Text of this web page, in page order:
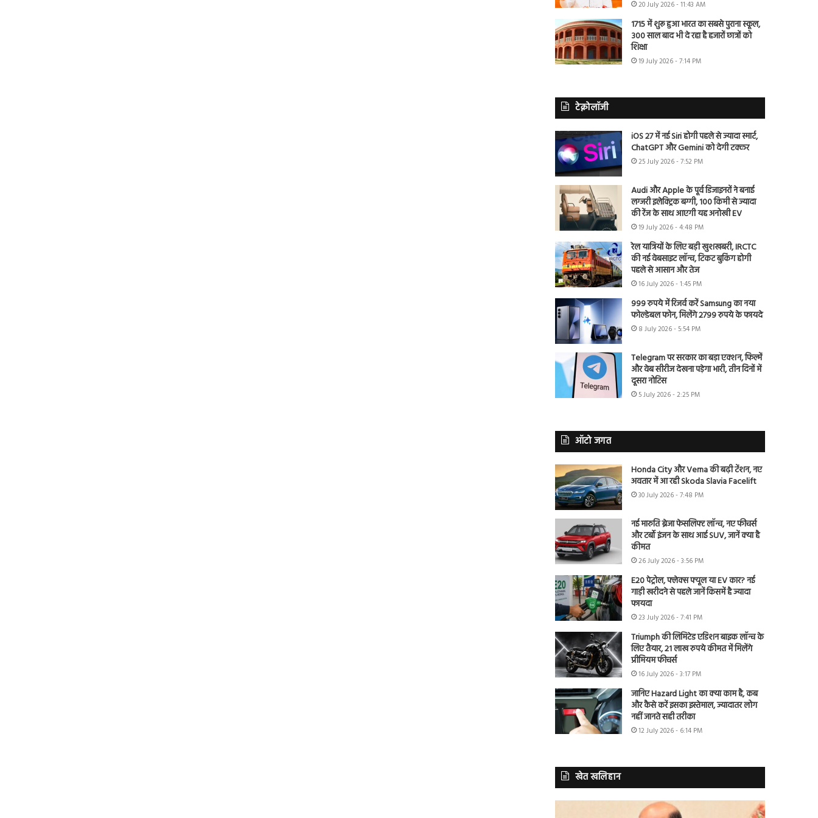
20 July 2026 - 11:43 AM
1715 में शुरू हुआ भारत का सबसे पुराना स्कूल,
300 साल बाद भी दे रहा है हजारों छात्रों को
शिक्षा
19 July 2026 - 7:14 PM
टेक्नोलॉजी
iOS 27 में नई Siri होगी पहले से ज्यादा स्मार्ट,
ChatGPT और Gemini को देगी टक्कर
25 July 2026 - 7:52 PM
Audi और Apple के पूर्व डिजाइनरों ने बनाई
लग्जरी इलेक्ट्रिक बग्गी, 100 किमी से ज्यादा
की रेंज के साथ आएगी यह अनोखी EV
19 July 2026 - 4:48 PM
रेल यात्रियों के लिए बड़ी खुशखबरी, IRCTC
की नई वेबसाइट लॉन्च, टिकट बुकिंग होगी
पहले से आसान और तेज
16 July 2026 - 1:45 PM
999 रुपये में रिजर्व करें Samsung का नया
फोल्डेबल फोन, मिलेंगे 2799 रुपये के फायदे
8 July 2026 - 5:54 PM
Telegram पर सरकार का बड़ा एक्शन, फिल्में
और वेब सीरीज देखना पड़ेगा भारी, तीन दिनों में
दूसरा नोटिस
5 July 2026 - 2:25 PM
ऑटो जगत
Honda City और Verna की बढ़ी टेंशन, नए
अवतार में आ रही Skoda Slavia Facelift
30 July 2026 - 7:48 PM
नई मारुति ब्रेजा फेसलिफ्ट लॉन्च, नए फीचर्स
और टर्बो इंजन के साथ आई SUV, जानें क्या है
कीमत
26 July 2026 - 3:56 PM
E20 पेट्रोल, फ्लेक्स फ्यूल या EV कार? नई
गाड़ी खरीदने से पहले जानें किसमें है ज्यादा
फायदा
23 July 2026 - 7:41 PM
Triumph की लिमिटेड एडिशन बाइक लॉन्च के
लिए तैयार, 21 लाख रुपये कीमत में मिलेंगे
प्रीमियम फीचर्स
16 July 2026 - 3:17 PM
जानिए Hazard Light का क्या काम है, कब
और कैसे करें इसका इस्तेमाल, ज्यादातर लोग
नहीं जानते सही तरीका
12 July 2026 - 6:14 PM
खेत खलिहान